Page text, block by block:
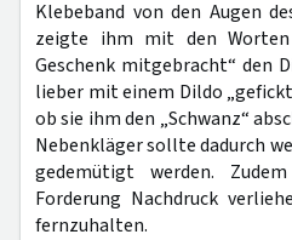
Klebeband von den Augen
zeigte ihm mit den
Geschenk mitgebracht“ den
lieber mit einem Dildo
ob sie ihm den „Schwanz“
Nebenkläger sollte dadurch
gedemütigt werden.
Forderung Nachdruck
fernzuhalten.